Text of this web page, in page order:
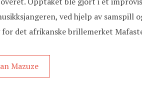
ved hjelp av
det afrikanske brillemerket
Mazuze